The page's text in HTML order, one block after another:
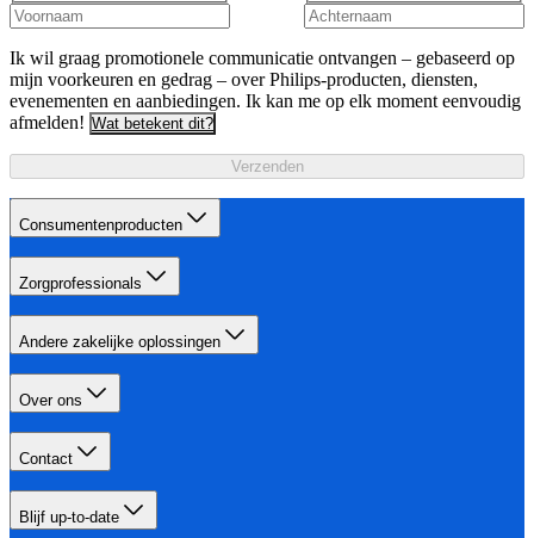
Ik wil graag promotionele communicatie ontvangen – gebaseerd op
mijn voorkeuren en gedrag – over Philips-producten, diensten,
evenementen en aanbiedingen. Ik kan me op elk moment eenvoudig
afmelden! Wat betekent dit?
Verzenden
Consumentenproducten
Zorgprofessionals
Andere zakelijke oplossingen
Over ons
Contact
Blijf up-to-date